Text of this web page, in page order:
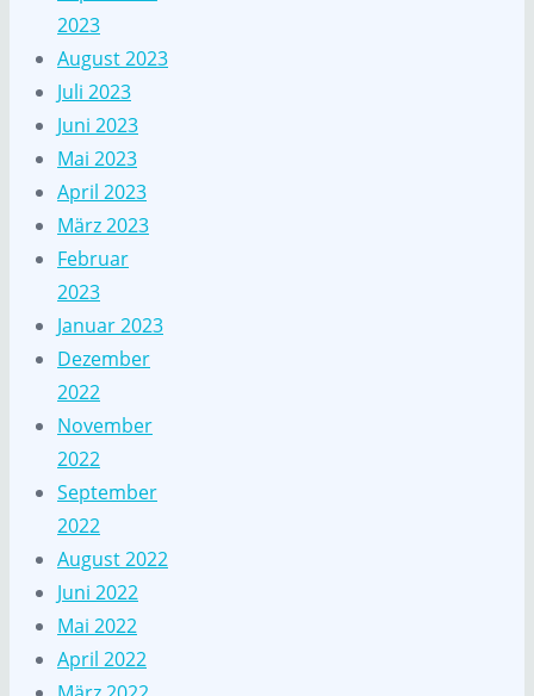
2023
August 2023
Juli 2023
Juni 2023
Mai 2023
April 2023
März 2023
Februar
2023
Januar 2023
Dezember
2022
November
2022
September
2022
August 2022
Juni 2022
Mai 2022
April 2022